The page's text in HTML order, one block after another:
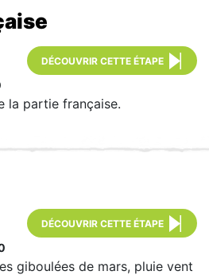
DÉCOUVRIR CETTE ÉTAPE
la partie française.
DÉCOUVRIR CETTE ÉTAPE
giboulées de mars, pluie vent